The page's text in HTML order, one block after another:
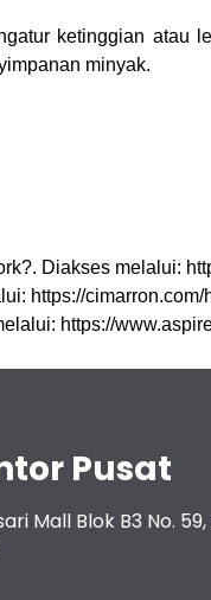
ketinggian atau
minyak.
Diakses melalui:
https://
https://
Pusat
Mall Blok B3 No.